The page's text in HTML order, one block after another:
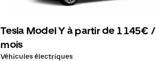
Tesla Model Y à partir de 1 145€ /
mois
Véhicules électriques